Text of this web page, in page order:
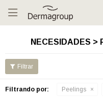

NECESIDADES >
Filtrando por: Peelings